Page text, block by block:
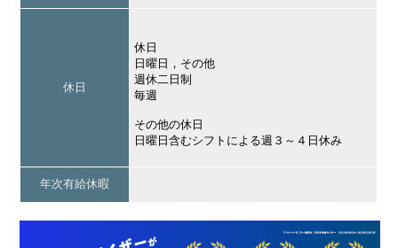
休日
休日
日曜日，その他
週休二日制
毎週
その他の休日
日曜日含むシフトによる週３～４日休み
年次有給休暇